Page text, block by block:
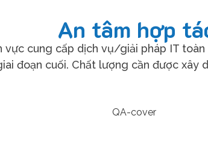
An tâm hợp
vực cung cấp dịch vụ/giải pháp IT
đoạn cuối. Chất lượng cần được xây